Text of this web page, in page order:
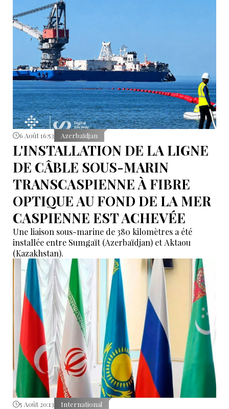
6 Août 16:53 Azerbaïdjan
L'INSTALLATION DE LA LIGNE
DE CÂBLE SOUS-MARIN
TRANSCASPIENNE À FIBRE
OPTIQUE AU FOND DE LA MER
CASPIENNE EST ACHEVÉE
Une liaison sous-marine de 380 kilomètres a été
installée entre Sumgaït (Azerbaïdjan) et Aktaou
(Kazakhstan).
5 Août 20:13 International